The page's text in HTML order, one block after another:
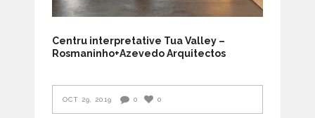
Centru interpretative Tua Valley –
Rosmaninho+Azevedo Arquitectos
OCT 29, 2019 0 0